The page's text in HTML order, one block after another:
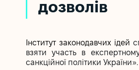
дозволів
Інститут законодавчих ідей
взяти участь в
санкційної політики України».